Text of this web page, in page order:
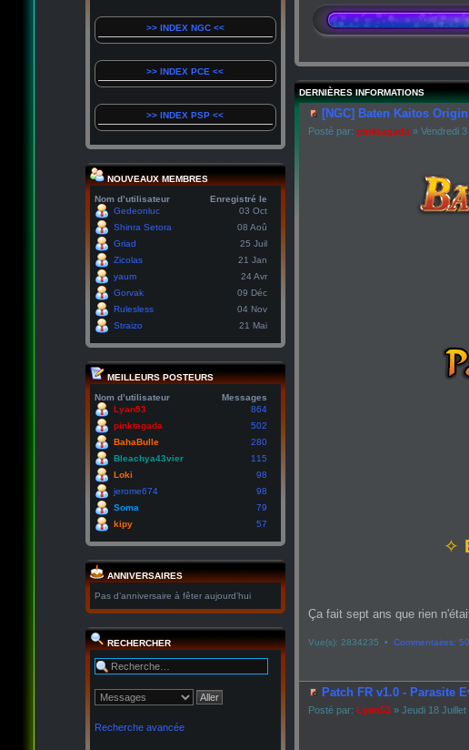
>> INDEX NGC <<
>> INDEX PCE <<
>> INDEX PSP <<
NOUVEAUX MEMBRES
Nom d’utilisateur
Enregistré le
Gedeonluc
03 Oct
Shinra Setora
08 Aoû
Griad
25 Juil
Zicolas
21 Jan
yaum
24 Avr
Gorvak
09 Déc
Rulesless
04 Nov
Straizo
21 Mai
MEILLEURS POSTEURS
Nom d’utilisateur
Messages
Lyan53
864
pinktagada
502
BahaBulle
280
Bleachya43vier
115
Loki
98
jerome674
98
Soma
79
kipy
57
ANNIVERSAIRES
Pas d’anniversaire à fêter aujourd’hui
RECHERCHER
Recherche avancée
DERNIÈRES INFORMATIONS
[NGC] Baten Kaitos Origin
Posté par: pinktagada» Vendredi 3
✧
Ça fait sept ans que rien
Vue(s): 2834235 • Commentaires: 50
Patch FR v1.0 - Parasite
Posté par: Lyan53» Jeudi 18 Juillet